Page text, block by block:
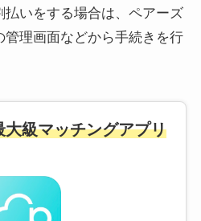
払いをする場合は、ペアーズ
管理画面などから手続きを行
級マッチングアプリ